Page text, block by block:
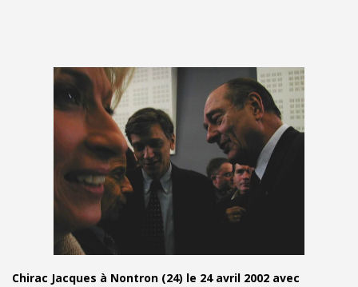
Chirac Jacques à Nontron (24) le 24 avril 2002 avec